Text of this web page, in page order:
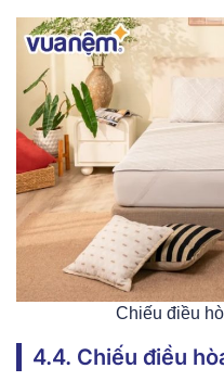
Chiếu điều
4.4. Chiếu điều